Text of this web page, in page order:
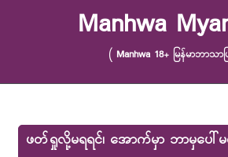
Manhwa
( Manhwa 18+ မြန်မာဘာသာ
ဖတ်ရှုလို့မရရင်၊ အောက်မှာ ဘာမှပေါ်မ